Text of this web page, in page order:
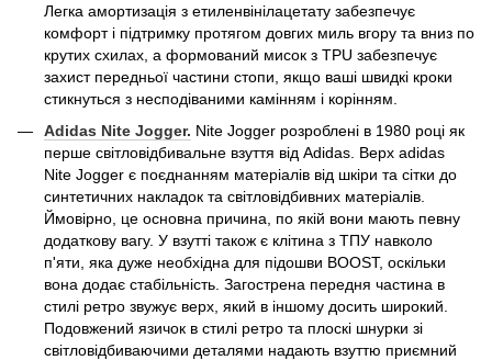
Легка амортизація з етиленвінілацетату забезпечує
комфорт і підтримку протягом довгих миль вгору та вниз по
крутих схилах, а формований мисок з TPU забезпечує
захист передньої частини стопи, якщо ваші швидкі кроки
стикнуться з несподіваними камінням і корінням.
Adidas Nite Jogger. Nite Jogger розроблені в 1980 році як
перше світловідбивальне взуття від Adidas. Верх adidas
Nite Jogger є поєднанням матеріалів від шкіри та сітки до
синтетичних накладок та світловідбивних матеріалів.
Ймовірно, це основна причина, по якій вони мають певну
додаткову вагу. У взутті також є клітина з ТПУ навколо
п'яти, яка дуже необхідна для підошви BOOST, оскільки
вона додає стабільність. Загострена передня частина в
стилі ретро звужує верх, який в іншому досить широкий.
Подовжений язичок в стилі ретро та плоскі шнурки зі
світловідбиваючими деталями надають взуттю приємний